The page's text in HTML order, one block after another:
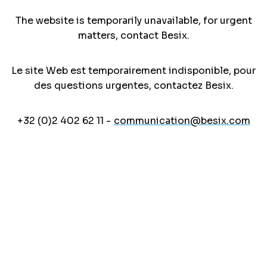
The website is temporarily unavailable, for urgent
matters, contact Besix.
Le site Web est temporairement indisponible, pour
des questions urgentes, contactez Besix.
+32 (0)2 402 62 11 - communication@besix.com